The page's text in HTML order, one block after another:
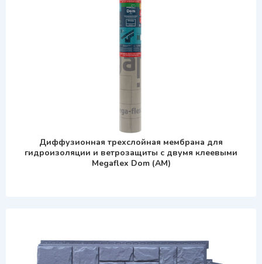
Диффузионная трехслойная мембрана для
гидроизоляции и ветрозащиты с двумя клеевыми
Megaflex Dom (АМ)